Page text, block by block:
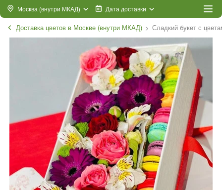
Москва (внутри МКАД) Дата доставки
Доставка цветов в Москве (внутри МКАД) Сладкий букет с